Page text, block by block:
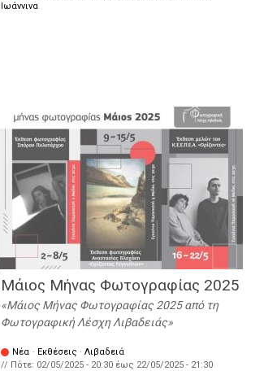
Ιωάννινα
Μάιος Μήνας Φωτογραφίας 2025
Μάιος Μήνας Φωτογραφίας 2025 από τη
Φωτογραφική Λέσχη Λιβαδειάς
Νέα · Εκθέσεις · Λιβαδειά
// Πότε: 02/05/2025 - 20:30 έως 22/05/2025 - 21:30